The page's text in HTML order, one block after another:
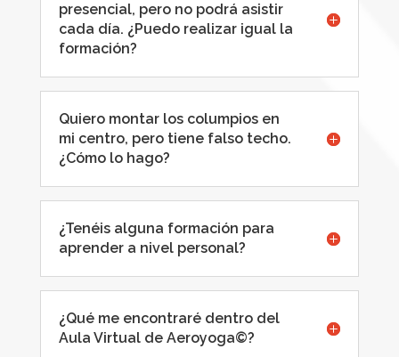
presencial, pero no podrá asistir
cada día. ¿Puedo realizar igual la
formación?
Quiero montar los columpios en
mi centro, pero tiene falso techo.
¿Cómo lo hago?
¿Tenéis alguna formación para
aprender a nivel personal?
¿Qué me encontraré dentro del
Aula Virtual de Aeroyoga©?